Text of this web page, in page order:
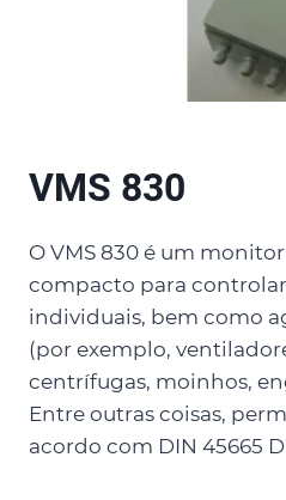
VMS 830
O VMS 830 é um
compacto para
individuais, bem como
(por exemplo,
centrífugas, moinhos,
Entre outras coisas,
acordo com DIN 45665